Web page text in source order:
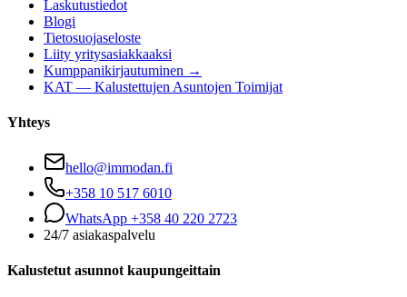
Laskutustiedot
Blogi
Tietosuojaseloste
Liity yritysasiakkaaksi
Kumppanikirjautuminen →
KAT — Kalustettujen Asuntojen Toimijat
Yhteys
hello@immodan.fi
+358 10 517 6010
WhatsApp +358 40 220 2723
24/7 asiakaspalvelu
Kalustetut asunnot kaupungeittain